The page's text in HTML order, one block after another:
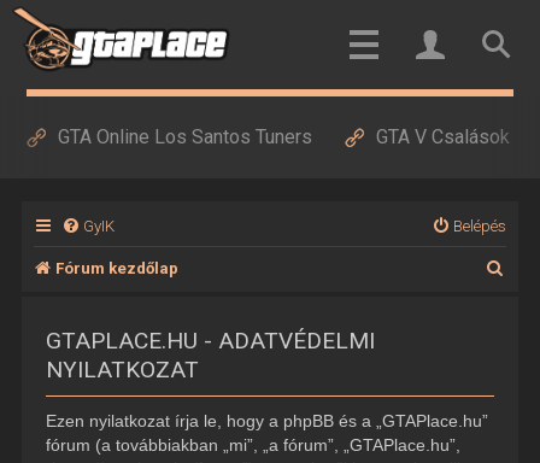
GTA Online Los Santos Tuners GTA V Csalások
GyIK Belépés
Fórum kezdőlap
GTAPLACE.HU - ADATVÉDELMI
NYILATKOZAT
Ezen nyilatkozat írja le, hogy a phpBB és a „GTAPlace.hu”
fórum (a továbbiakban „mi”, „a fórum”, „GTAPlace.hu”,